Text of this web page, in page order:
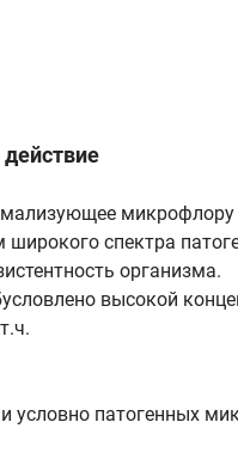
широкого спектра
организма.
высокой
условно патогенных